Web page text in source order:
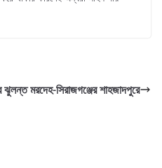
ঝুলন্ত মরদেহ-সিরাজগঞ্জের শাহজাদপুরে